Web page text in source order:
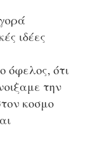
ιδέες
όφελος, ότι
την
κοσμο